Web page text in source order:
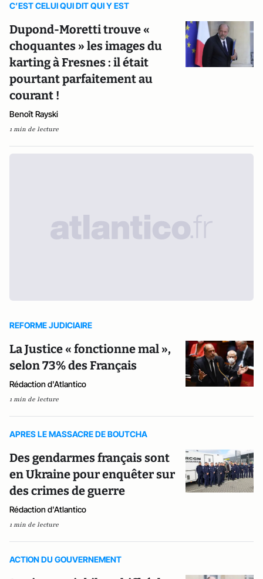
C’EST CELUI QUI DIT QUI Y EST
Dupond-Moretti trouve «
choquantes » les images du
karting à Fresnes : il était
pourtant parfaitement au
courant !
Benoît Rayski
1 min de lecture
REFORME JUDICIAIRE
La Justice « fonctionne mal »,
selon 73% des Français
Rédaction d'Atlantico
1 min de lecture
APRES LE MASSACRE DE BOUTCHA
Des gendarmes français sont
en Ukraine pour enquêter sur
des crimes de guerre
Rédaction d'Atlantico
1 min de lecture
ACTION DU GOUVERNEMENT